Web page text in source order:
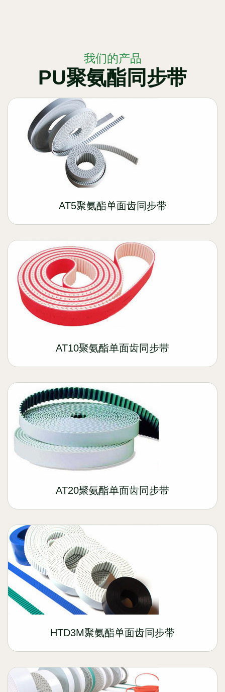
我们的产品
PU聚氨酯同步带
AT5聚氨酯单面齿同步带
AT10聚氨酯单面齿同步带
AT20聚氨酯单面齿同步带
HTD3M聚氨酯单面齿同步带